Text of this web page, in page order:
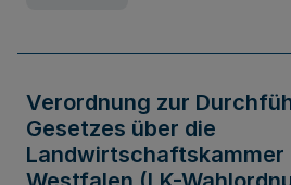
Verordnung zur
Gesetzes über die
Landwirtschaftskammer